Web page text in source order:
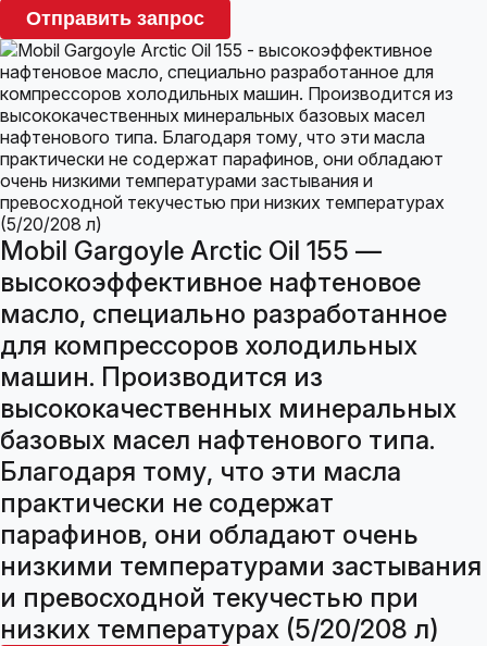
Отправить запрос
Mobil Gargoyle Arctic Oil 155 —
высокоэффективное нафтеновое
масло, специально разработанное
для компрессоров холодильных
машин. Производится из
высококачественных минеральных
базовых масел нафтенового типа.
Благодаря тому, что эти масла
практически не содержат
парафинов, они обладают очень
низкими температурами застывания
и превосходной текучестью при
низких температурах (5/20/208 л)